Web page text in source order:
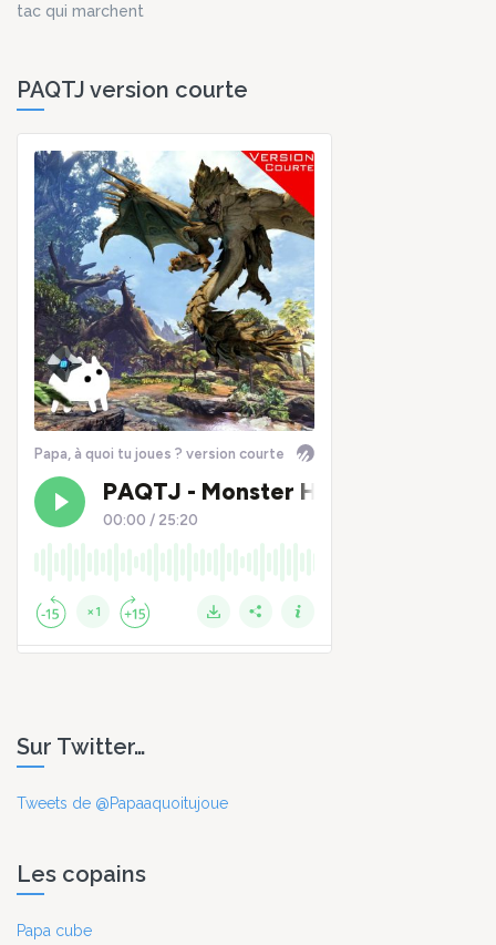
tac qui marchent
PAQTJ version courte
Sur Twitter…
Tweets de @Papaaquoitujoue
Les copains
Papa cube